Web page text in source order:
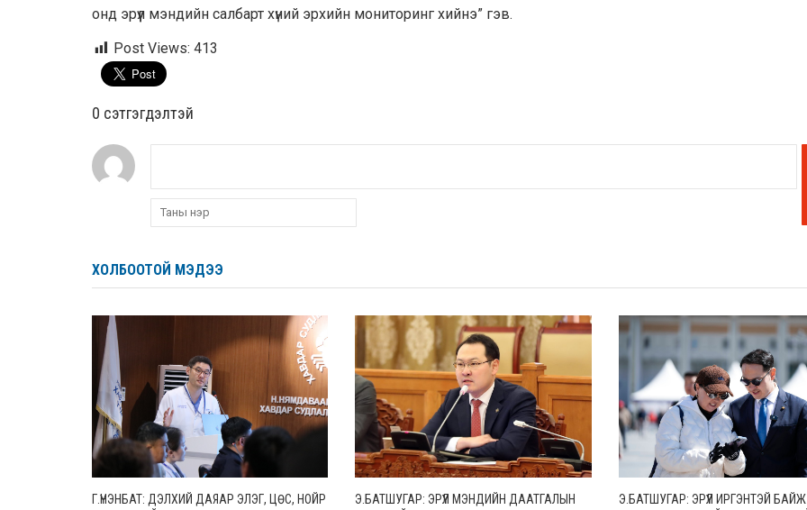
онд эрүүл мэндийн салбарт хүний эрхийн мониторинг хийнэ” гэв.
Post Views: 413
0 cэтгэгдэлтэй
ХОЛБООТОЙ МЭДЭЭ
Г.ҮНЭНБАТ: ДЭЛХИЙ ДАЯАР ЭЛЭГ, ЦӨС, НОЙР
Э.БАТШУГАР: ЭРҮҮЛ МЭНДИЙН ДААТГАЛЫН
Э.БАТШУГАР: ЭРҮҮЛ ИРГЭНТЭЙ